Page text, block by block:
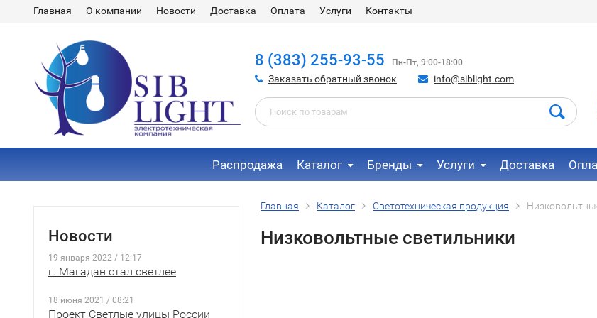
Главная О компании Новости Доставка Оплата Услуги Контакты
8 (383) 255-93-55 Пн-Пт, 9:00-18:00
Заказать обратный звонок info@siblight.com
Распродажа Каталог Бренды Услуги Доставка
Новости
19 января 2022 / 12:17
г. Магадан стал светлее
18 июня 2021 / 08:21
Проект Светлые улицы России
Главная Каталог Светотехническая продукция
Низковольтные светильники